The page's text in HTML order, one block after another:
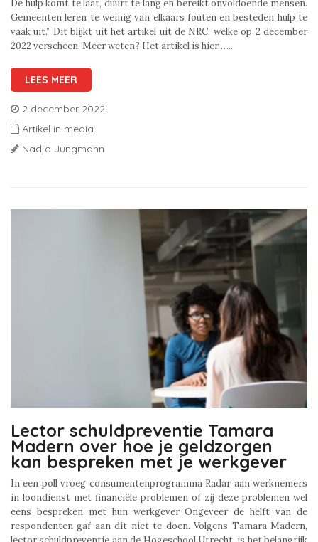
De hulp komt te laat, duurt te lang en bereikt onvoldoende mensen.
Gemeenten leren te weinig van elkaars fouten en besteden hulp te
vaak uit.” Dit blijkt uit het artikel uit de NRC, welke op 2 december
2022 verscheen. Meer weten? Het artikel is hier …..
LEES MEER
2 december 2022
Artikel in media
Nadja Jungmann
Lector schuldpreventie Tamara
Madern over hoe je geldzorgen
kan bespreken met je werkgever
In een poll vroeg consumentenprogramma Radar aan werknemers
in loondienst met financiële problemen of zij deze problemen wel
eens bespreken met hun werkgever Ongeveer de helft van de
respondenten gaf aan dit niet te doen. Volgens Tamara Madern,